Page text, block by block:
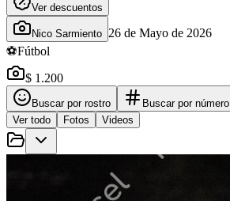
Ver descuentos
Nico Sarmiento 26 de Mayo de 2026
⚽Fútbol
$ 1.200
Buscar por rostro
Buscar por número
Ver todo
Fotos Videos